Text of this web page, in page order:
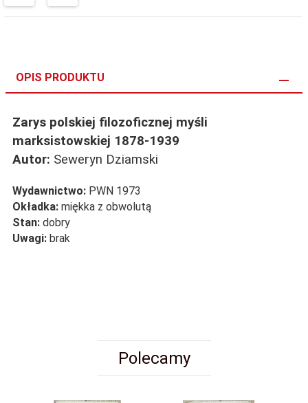
OPIS PRODUKTU
Zarys polskiej filozoficznej myśli
marksistowskiej 1878-1939
Autor: Seweryn Dziamski
Wydawnictwo: PWN 1973
Okładka: miękka z obwolutą
Stan: dobry
Uwagi: brak
Polecamy